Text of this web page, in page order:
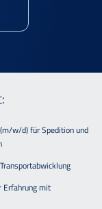
w/d) für Spedition und
Erfahrung mit